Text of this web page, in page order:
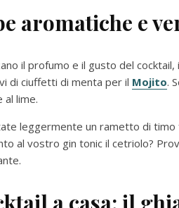
aromatiche e
il profumo e il gusto del
di ciuffetti di menta per il Mojito.
al lime.
leggermente un rametto di
al vostro gin tonic il cetriolo?